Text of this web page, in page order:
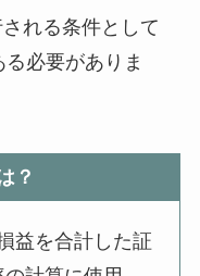
れる条件として
る必要がありま
？
益を合計した証